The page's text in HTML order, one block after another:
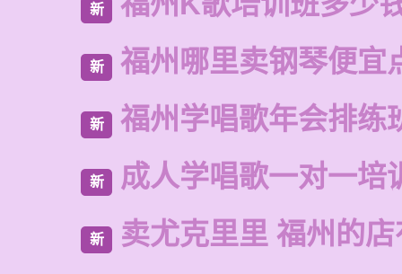
新
新 福州哪里卖钢琴便宜
新 福州学唱歌年会排练
新 成人学唱歌一对一培
新 卖尤克里里 福州的